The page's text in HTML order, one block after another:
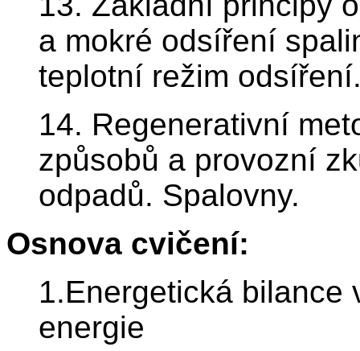
a mokré odsíření
teplotní režim
14. Regenerativní
způsobů a provozní
odpadů. Spalovny.
Osnova cvičení:
1.Energetická bilance
energie